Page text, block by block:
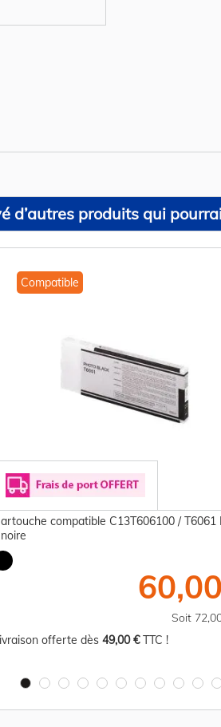
d’autres produits qui
Compatible
compatible C13T606100 / T6061
Soit
offerte dès 49,00 €TTC !